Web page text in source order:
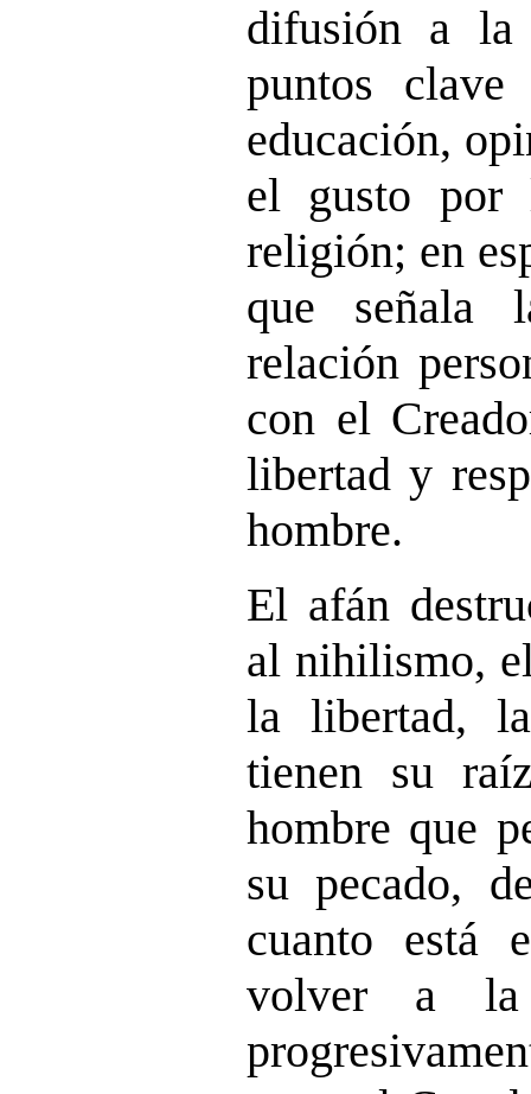
difusión a
puntos
educación,
el gusto por
religión; en
que señala
relación
con el
libertad y
hombre.
El afán
al nihilismo,
la libertad,
tienen su
hombre que
su pecado,
cuanto está
volver a la